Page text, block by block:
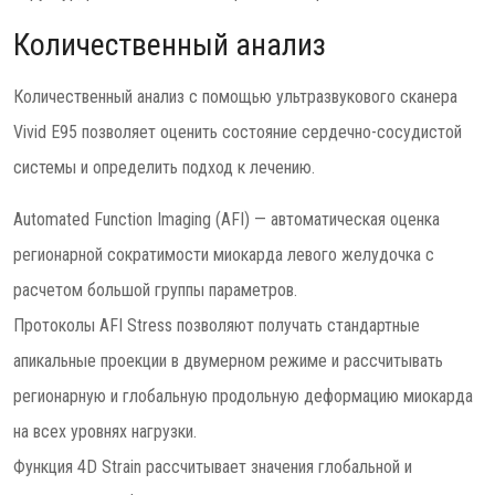
Количественный анализ
Количественный анализ с помощью ультразвукового сканера
Vivid E95 позволяет оценить состояние сердечно-сосудистой
системы и определить подход к лечению.
Automated Function Imaging (AFI) — автоматическая оценка
регионарной сократимости миокарда левого желудочка с
расчетом большой группы параметров.
Протоколы AFI Stress позволяют получать стандартные
апикальные проекции в двумерном режиме и рассчитывать
регионарную и глобальную продольную деформацию миокарда
на всех уровнях нагрузки.
Функция 4D Strain рассчитывает значения глобальной и